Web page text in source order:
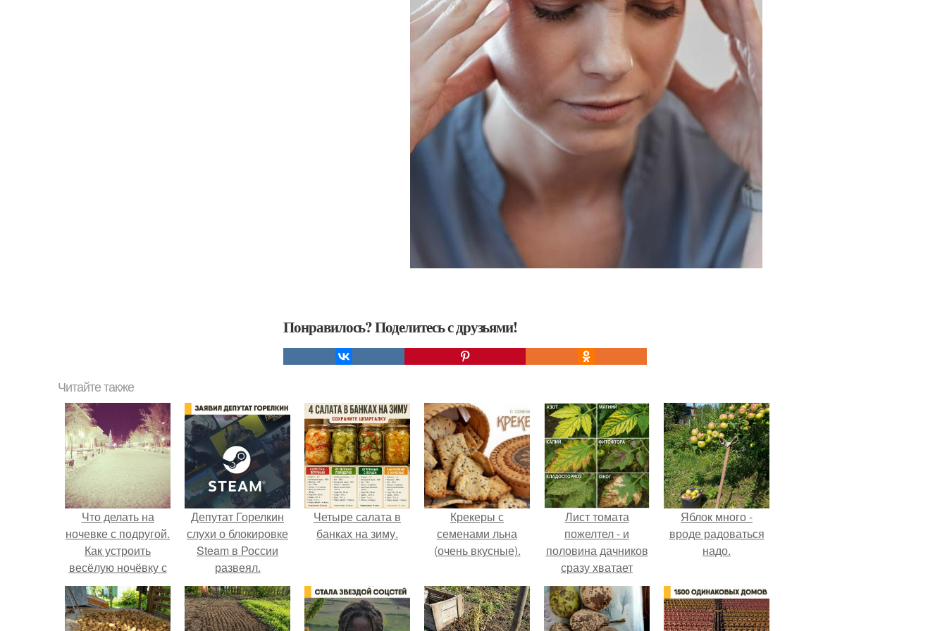
Понравилось? Поделитесь с друзьями!
Читайте также
Что делать на
ночевке с подругой.
Как устроить
весёлую ночёвку с
подружками
Депутат Горелкин
слухи о блокировке
Steam в России
развеял.
Четыре салата в
банках на зиму.
Крекеры с
семенами льна
(очень вкусные).
Лист томата
пожелтел - и
половина дачников
сразу хватает
удобрение.
Яблок много -
вроде радоваться
надо.